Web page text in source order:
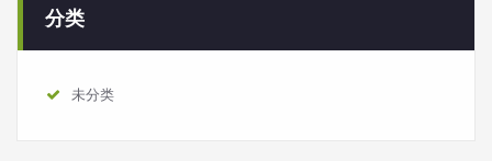
分类
未分类